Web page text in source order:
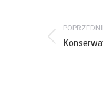
wpisów